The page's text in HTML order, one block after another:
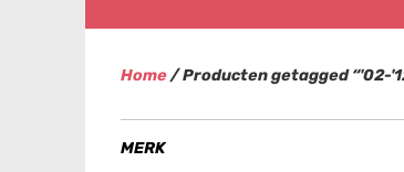
Home/ Producten getagged “'02-
MERK